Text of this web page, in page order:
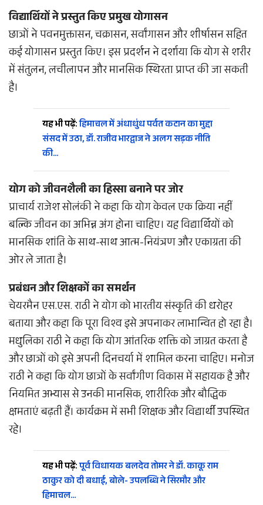
विद्यार्थियों ने प्रस्तुत किए प्रमुख योगासन
छात्रों ने पवनमुक्तासन, चक्रासन, सर्वांगासन और शीर्षासन सहित
कई योगासन प्रस्तुत किए। इस प्रदर्शन ने दर्शाया कि योग से शरीर
में संतुलन, लचीलापन और मानसिक स्थिरता प्राप्त की जा सकती
है।
यह भी पढ़ें:हिमाचल में अंधाधुंध पर्वत कटान का मुद्दा
संसद में उठा, डॉ. राजीव भारद्वाज ने अलग सड़क नीति
की…
योग को जीवनशैली का हिस्सा बनाने पर जोर
प्राचार्य राजेश सोलंकी ने कहा कि योग केवल एक क्रिया नहीं
बल्कि जीवन का अभिन्न अंग होना चाहिए। यह विद्यार्थियों को
मानसिक शांति के साथ-साथ आत्म-नियंत्रण और एकाग्रता की
ओर ले जाता है।
प्रबंधन और शिक्षकों का समर्थन
चेयरमैन एस.एस. राठी ने योग को भारतीय संस्कृति की धरोहर
बताया और कहा कि पूरा विश्व इसे अपनाकर लाभान्वित हो रहा है।
मधुलिका राठी ने कहा कि योग आंतरिक शक्ति को जाग्रत करता है
और छात्रों को इसे अपनी दिनचर्या में शामिल करना चाहिए। मनोज
राठी ने कहा कि योग छात्रों के सर्वांगीण विकास में सहायक है और
नियमित अभ्यास से उनकी मानसिक, शारीरिक और बौद्धिक
क्षमताएं बढ़ती हैं। कार्यक्रम में सभी शिक्षक और विद्यार्थी उपस्थित
रहे।
यह भी पढ़ें:पूर्व विधायक बलदेव तोमर ने डॉ. काकू राम
ठाकुर को दी बधाई, बोले- उपलब्धि ने सिरमौर और
हिमाचल…